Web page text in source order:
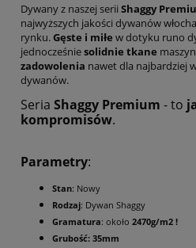
Dywany z naszej serii Shaggy
najwyższych jakości dywanów
rynku.Gęste i miłe w dotyku runo
jednocześniesolidnie tkane
zadowolenia nawet dla najbardziej
dywanów.
Seria Shaggy Premium - to
kompromisów.
Parametry:
Stan: Nowy
Rodzaj: Dywan Shaggy
Gramatura: około 2470g/m2 !
Grubość: 35mm